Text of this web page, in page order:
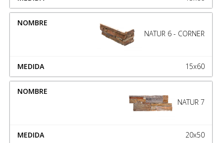
NATUR 6 - CORNER
15x60
NATUR 7
20x50